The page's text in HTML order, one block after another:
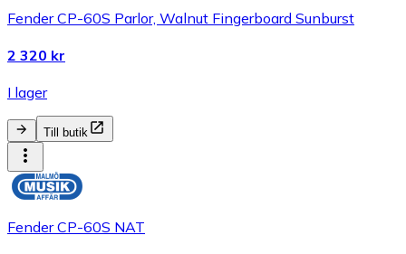
Fender CP-60S Parlor, Walnut Fingerboard Sunburst
2 320 kr
I lager
Till butik
Fender CP-60S NAT